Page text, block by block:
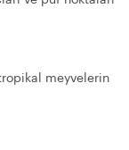
meyvelerin